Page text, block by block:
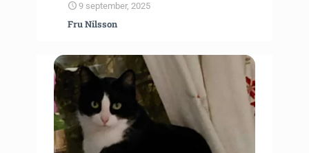
9 september, 2025
Fru Nilsson